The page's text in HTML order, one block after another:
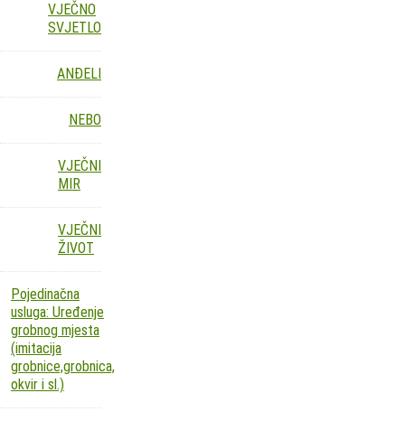
VJEČNO
SVJETLO
ANĐELI
NEBO
VJEČNI
MIR
VJEČNI
ŽIVOT
Pojedinačna
usluga: Uređenje
grobnog mjesta
(imitacija
grobnice,grobnica,
okvir i sl.)